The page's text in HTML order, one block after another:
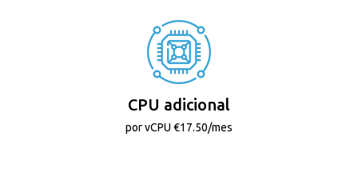
CPU adicional
por vCPU €17.50/mes